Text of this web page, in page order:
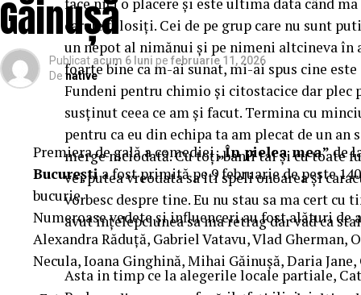
carele folosiți. Cei de pe grup care nu sunt
un nepot al nimănui și pe nimeni altcineva
foarte bine ca m-ai sunat, mi-ai spus cine
Fundeni pentru chimio și citostacice dar plec
susținut ceea ce am și facut. Termina cu
pentru ca eu din echipa ta am plecat de un
merge niciodată. Cu toți banii tai și cu toate
vei putea vreodata sa iti speli onoarea și
vorbesc despre tine. Eu nu stau sa ma cert cu
avut înțelepciunea sa ma retrag dar vad ca
Asta in timp ce la alegerile locale partiale,
Găinușă
Publicat acum 6 luni pe februarie 11, 2026
De native
Premiera de gală a comediei„În pielea mea”de
Bucureștia fost primită pe 9 februarie de peste
bucurie.
Numeroase vedete și influenceri au fost alături de
Alexandra Răduță, Gabriel Vatavu, Vlad Gherman,
Necula, Ioana Ginghină, Mihai Găinușă, Daria